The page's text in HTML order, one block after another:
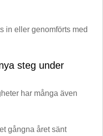
in eller genomförts med
steg under
har många även
gångna året sänt